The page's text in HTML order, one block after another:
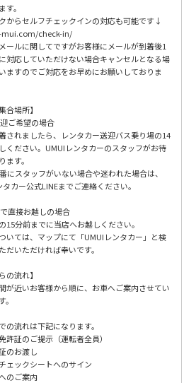
す。
からセルフチェックインの対応も可能です↓
check-in/
ールに関してですがお客様にメールが到着後1
対応していただけない場合キャンセルとなる場
ますのでご対応をお早めにお願いしておりま
合場所】
ご希望の場合
されましたら、レンタカー送迎バス乗り場の14
ください。UMUIレンタカーのスタッフがお待
ます。
にスタッフがいない場合や迷われた場合は、
カー公式LINEまでご連絡ください。
直接お越しの場合
15分前までに当店へお越しください。
いては、マップにて「UMUIレンタカー」と検
だいただければ幸いです。
の流れ】
が近いお客様から順に、お車へご案内させてい
。
の流れは下記になります。
許証のご提示（運転者全員）
のお渡し
ェックシートへのサイン
のご案内